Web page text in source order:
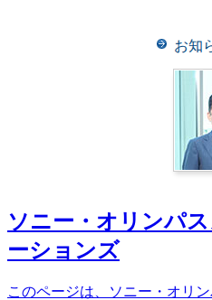
ソニー・オリンパ
ーションズ
このページは、ソニー・オリ